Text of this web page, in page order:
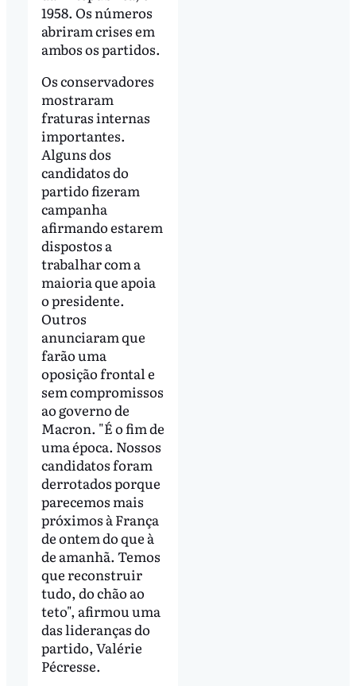
1958. Os números
abriram crises em
ambos os partidos.
Os conservadores
mostraram
fraturas internas
importantes.
Alguns dos
candidatos do
partido fizeram
campanha
afirmando estarem
dispostos a
trabalhar com a
maioria que apoia
o presidente.
Outros
anunciaram que
farão uma
oposição frontal e
sem compromissos
ao governo de
Macron. "É o fim de
uma época. Nossos
candidatos foram
derrotados porque
parecemos mais
próximos à França
de ontem do que à
de amanhã. Temos
que reconstruir
tudo, do chão ao
teto", afirmou uma
das lideranças do
partido, Valérie
Pécresse.